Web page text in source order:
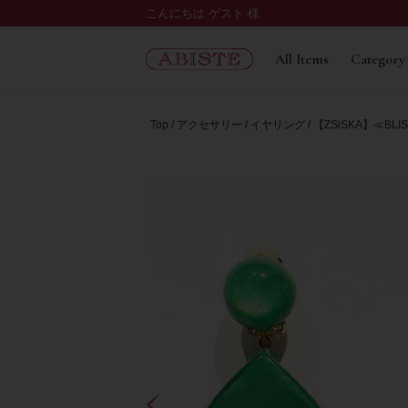
こんにちは ゲスト 様
All Items Category
Top アクセサリー イヤリング 【ZSiSKA】